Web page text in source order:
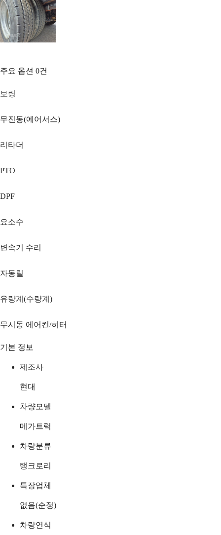
주요 옵션 0건
보링
무진동(에어서스)
리타더
PTO
DPF
요소수
변속기 수리
자동릴
유량계(수량계)
무시동 에어컨/히터
기본 정보
제조사
현대
차량모델
메가트럭
차량분류
탱크로리
특장업체
없음(순정)
차량연식